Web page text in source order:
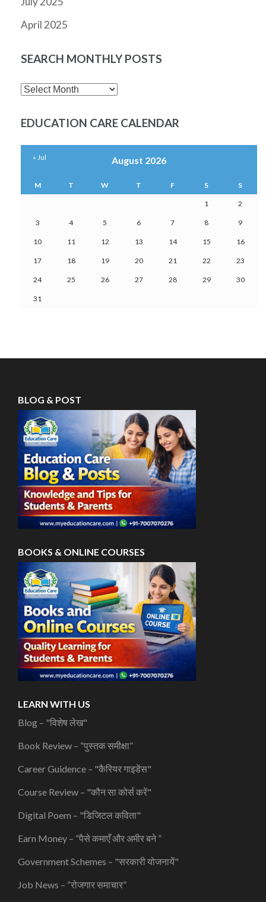
April 2025
SEARCH MONTHLY POSTS
SEARCH
POSTS
EDUCATION CARE CALENDAR
August 2026
M T W T F S S
1 2
3 4 5 6 7 8 9
10 11 12 13 14 15 16
17 18 19 20 21 22 23
24 25 26 27 28 29 30
31
« Jul
BLOG & POST
BOOKS & ONLINE COURSES
LEARN WITH US
Blog – "विशेष लेख"
Book Review – “पुस्तक समीक्षा”
Career Guidence – "कैरियर गाइडेंस"
Course Review – "कौन सा कोर्स करें"
Digital Poem – "डिजिटल कविता"
Earn Money – “पैसे कमाएँ और अमीर बने ”
Government Schemes – "सरकारी योजनायें"
Job News – “रोजगार समाचार”